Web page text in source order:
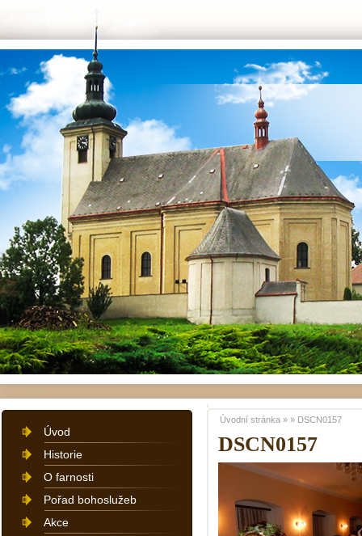
DSCN0157
Úvodní stránka » » DSCN0157
Úvod
Historie
O farnosti
Pořad bohoslužeb
Akce